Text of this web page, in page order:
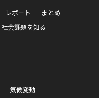
レポート
まとめ
社会課題を知る
気候変動